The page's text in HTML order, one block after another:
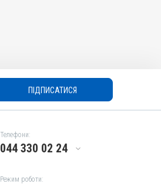
ПІДПИСАТИСЯ
Телефони:
044 330 02 24
Режим роботи: